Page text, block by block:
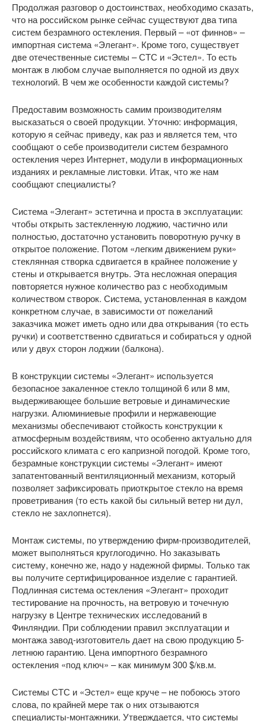
Продолжая разговор о достоинствах, необходимо сказать,
что на российском рынке сейчас существуют два типа
систем безрамного остекления. Первый – «от финнов» –
импортная система «Элегант». Кроме того, существует
две отечественные системы – СТС и «Эстел». То есть
монтаж в любом случае выполняется по одной из двух
технологий. В чем же особенности каждой системы?
Предоставим возможность самим производителям
высказаться о своей продукции. Уточню: информация,
которую я сейчас приведу, как раз и является тем, что
сообщают о себе производители систем безрамного
остекления через Интернет, модули в информационных
изданиях и рекламные листовки. Итак, что же нам
сообщают специалисты?
Система «Элегант» эстетична и проста в эксплуатации:
чтобы открыть застекленную лоджию, частично или
полностью, достаточно установить поворотную ручку в
открытое положение. Потом «легким движением руки»
стеклянная створка сдвигается в крайнее положение у
стены и открывается внутрь. Эта несложная операция
повторяется нужное количество раз с необходимым
количеством створок. Система, установленная в каждом
конкретном случае, в зависимости от пожеланий
заказчика может иметь одно или два открывания (то есть
ручки) и соответственно сдвигаться и собираться у одной
или у двух сторон лоджии (балкона).
В конструкции системы «Элегант» используется
безопасное закаленное стекло толщиной 6 или 8 мм,
выдерживающее большие ветровые и динамические
нагрузки. Алюминиевые профили и нержавеющие
механизмы обеспечивают стойкость конструкции к
атмосферным воздействиям, что особенно актуально для
российского климата с его капризной погодой. Кроме того,
безрамные конструкции системы «Элегант» имеют
запатентованный вентиляционный механизм, который
позволяет зафиксировать приоткрытое стекло на время
проветривания (то есть какой бы сильный ветер ни дул,
стекло не захлопнется).
Монтаж системы, по утверждению фирм-производителей,
может выполняться круглогодично. Но заказывать
систему, конечно же, надо у надежной фирмы. Только так
вы получите сертифицированное изделие с гарантией.
Подлинная система остекления «Элегант» проходит
тестирование на прочность, на ветровую и точечную
нагрузку в Центре технических исследований в
Финляндии. При соблюдении правил эксплуатации и
монтажа завод-изготовитель дает на свою продукцию 5-
летнюю гарантию. Цена импортного безрамного
остекления «под ключ» – как минимум 300 $/кв.м.
Системы СТС и «Эстел» еще круче – не побоюсь этого
слова, по крайней мере так о них отзываются
специалисты-монтажники. Утверждается, что системы